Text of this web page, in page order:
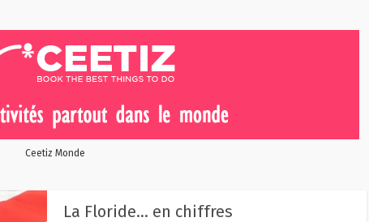
Ceetiz Monde
La Floride… en chiffres